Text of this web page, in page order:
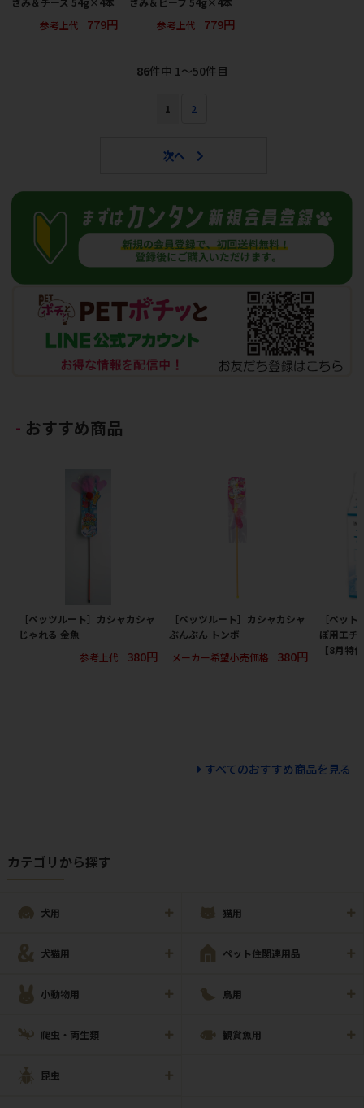
参考上代
779円
参考上代
779円
86件中 1〜50件目
1 2
おすすめ商品
［ペッツルート］カシャカシャ
じゃれる 金魚
参考上代
380円
［ペッツルート］カシャカシャ
ぶんぶん トンボ
メーカー希望小売価格
380円
［ペッ
ぽ用エチ
【8月特
すべてのおすすめ商品を見る
カテゴリから探す
犬用 猫用
犬猫用 ペット住関連用品
小動物用 鳥用
爬虫・両生類 観賞魚用
昆虫